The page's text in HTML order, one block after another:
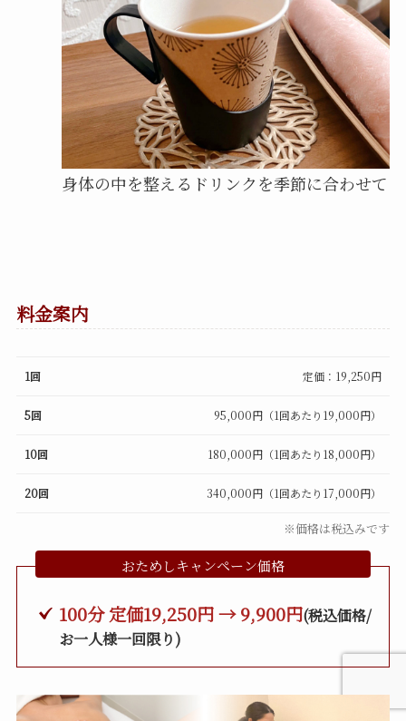
身体の中を整えるドリンクを季節に合わせて
料金案内
1回 定価：19,250円
5回 95,000円（1回あたり19,000円）
10回 180,000円（1回あたり18,000円）
20回 340,000円（1回あたり17,000円）
※価格は税込みです
おためしキャンペーン価格
100分 定価19,250円 → 9,900円(税込価格/
お一人様一回限り)